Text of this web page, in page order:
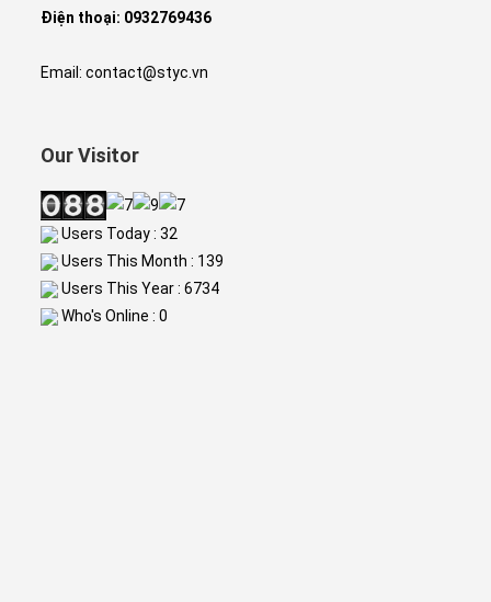
Điện thoại: 0932769436
Email: contact@styc.vn
Our Visitor
Users Today : 32
Users This Month : 139
Users This Year : 6734
Who's Online : 0